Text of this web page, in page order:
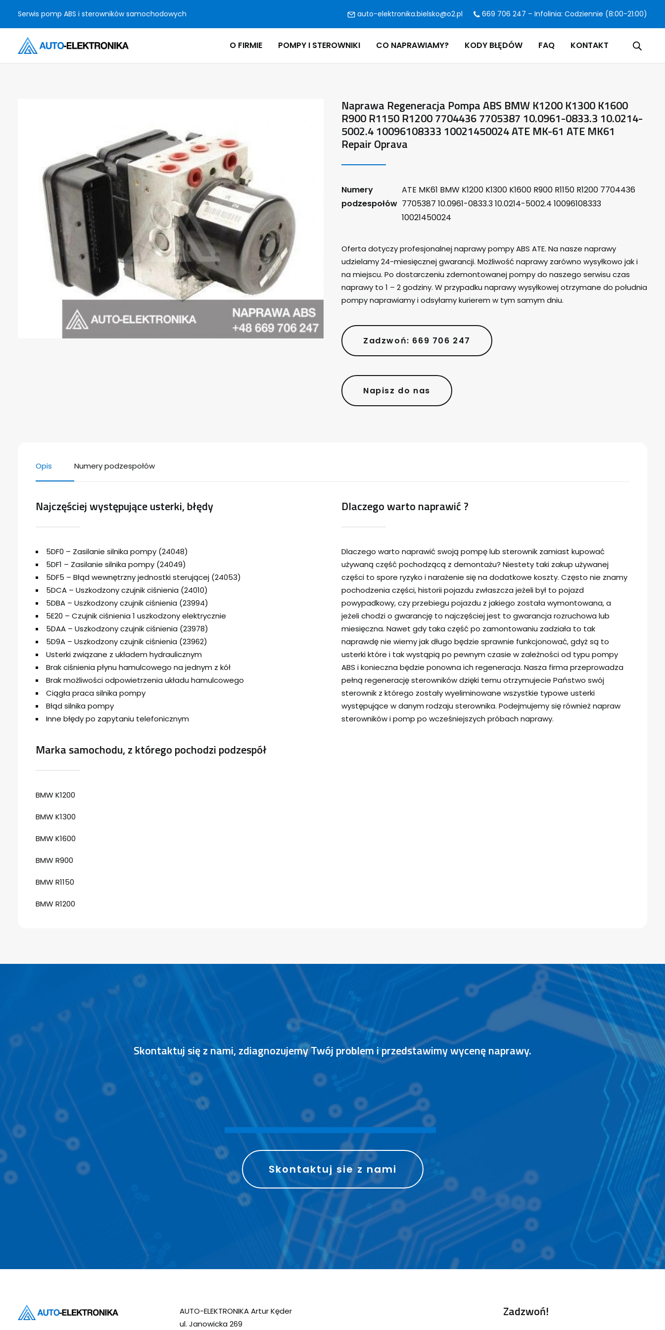
Serwis pomp ABS i sterowników samochodowych auto-elektronika.bielsko@o2.pl 669 706 247 – Infolinia: Codziennie (8:00-21:00)
O FIRMIE POMPY I STEROWNIKI CO NAPRAWIAMY? KODY BŁĘDÓW FAQ KONTAKT
Naprawa Regeneracja Pompa ABS BMW K1200 K1300 K1600
R900 R1150 R1200 7704436 7705387 10.0961-0833.3 10.0214-
5002.4 10096108333 10021450024 ATE MK-61 ATE MK61
Repair Oprava
Numery
podzespołów
ATE MK61 BMW K1200 K1300 K1600 R900 R1150 R1200 7704436
7705387 10.0961-0833.3 10.0214-5002.4 10096108333
10021450024
Oferta dotyczy profesjonalnej naprawy pompy ABS ATE. Na nasze naprawy
udzielamy 24-miesięcznej gwarancji. Możliwość naprawy zarówno wysyłkowo jak i
na miejscu. Po dostarczeniu zdemontowanej pompy do naszego serwisu czas
naprawy to 1 – 2 godziny. W przypadku naprawy wysyłkowej otrzymane do południa
pompy naprawiamy i odsyłamy kurierem w tym samym dniu.
Zadzwoń: 669 706 247
Napisz do nas
Opis Numery podzespołów
Najczęściej występujące usterki, błędy
5DF0 – Zasilanie silnika pompy (24048)
5DF1 – Zasilanie silnika pompy (24049)
5DF5 – Błąd wewnętrzny jednostki sterującej (24053)
5DCA – Uszkodzony czujnik ciśnienia (24010)
5DBA – Uszkodzony czujnik ciśnienia (23994)
5E20 – Czujnik ciśnienia 1 uszkodzony elektrycznie
5DAA – Uszkodzony czujnik ciśnienia (23978)
5D9A – Uszkodzony czujnik ciśnienia (23962)
Usterki związane z układem hydraulicznym
Brak ciśnienia płynu hamulcowego na jednym z kół
Brak możliwości odpowietrzenia układu hamulcowego
Ciągła praca silnika pompy
Błąd silnika pompy
Inne błędy po zapytaniu telefonicznym
Marka samochodu, z którego pochodzi podzespół
BMW K1200
BMW K1300
BMW K1600
BMW R900
BMW R1150
BMW R1200
Dlaczego warto naprawić ?
Dlaczego warto naprawić swoją pompę lub sterownik zamiast kupować
używaną część pochodzącą z demontażu? Niestety taki zakup używanej
części to spore ryzyko i narażenie się na dodatkowe koszty. Często nie znamy
pochodzenia części, historii pojazdu zwłaszcza jeżeli był to pojazd
powypadkowy, czy przebiegu pojazdu z jakiego została wymontowana, a
jeżeli chodzi o gwarancję to najczęściej jest to gwarancja rozruchowa lub
miesięczna. Nawet gdy taka część po zamontowaniu zadziała to tak
naprawdę nie wiemy jak długo będzie sprawnie funkcjonować, gdyż są to
usterki które i tak wystąpią po pewnym czasie w zależności od typu pompy
ABS i konieczna będzie ponowna ich regeneracja. Nasza firma przeprowadza
pełną regenerację sterowników dzięki temu otrzymujecie Państwo swój
sterownik z którego zostały wyeliminowane wszystkie typowe usterki
występujące w danym rodzaju sterownika. Podejmujemy się również napraw
sterowników i pomp po wcześniejszych próbach naprawy.
Skontaktuj się z nami, zdiagnozujemy Twój problem i przedstawimy wycenę naprawy.
SP RAWNIE
Skontaktuj sie z nami
AUTO-ELEKTRONIKA Artur Kęder
ul. Janowicka 269
Zadzwoń!